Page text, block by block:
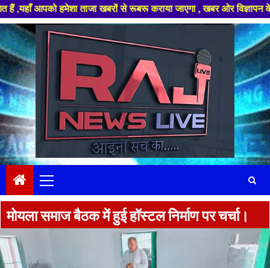
हमेशा ताजा खबरों से रूबरू कराया जाएगा , खबर ओर विज्ञापन के लिए
Skip
to
content
Menu
मोयला समाज बैठक में हुई हॉस्टल निर्माण पर चर्चा।